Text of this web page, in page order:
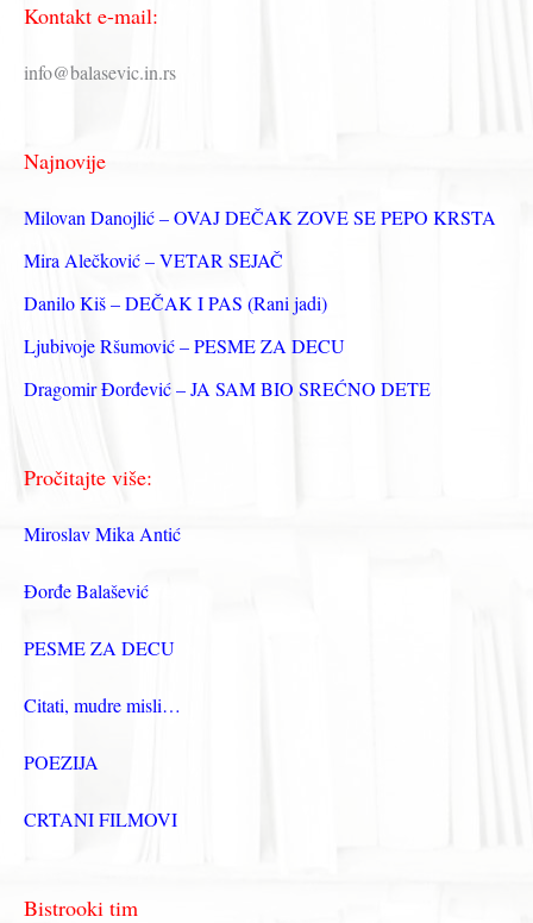
т
р
а
з
а
Kontakt e-mail:
info@balasevic.in.rs
Najnovije
Milovan Danojlić – OVAJ DEČAK ZOVE SE PEPO KRSTA
Mira Alečković – VETAR SEJAČ
Danilo Kiš – DEČAK I PAS (Rani jadi)
Ljubivoje Ršumović – PESME ZA DECU
Dragomir Đorđević – JA SAM BIO SREĆNO DETE
Pročitajte više:
Miroslav Mika Antić
Đorđe Balašević
PESME ZA DECU
Citati, mudre misli…
POEZIJA
CRTANI FILMOVI
Bistrooki tim